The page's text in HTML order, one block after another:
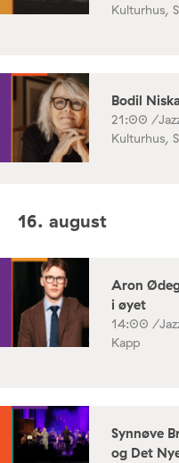
Kulturhus,
Bodil
21:00 /
Kulturhus,
16. august
Aron
i øyet
14:00 /
Kapp
Synnøve
og Det